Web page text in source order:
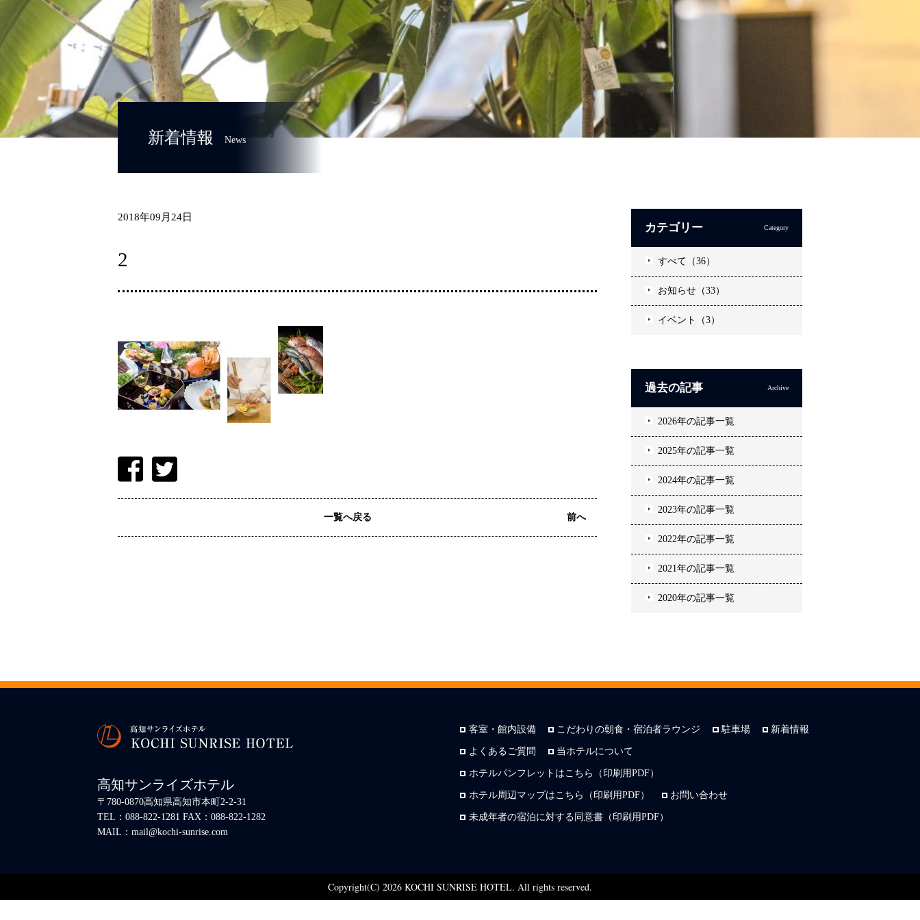
新着情報 News
2018年09月24日
2
一覧へ戻る 前へ
カテゴリー Category
すべて（36）
お知らせ（33）
イベント（3）
過去の記事 Archive
2026年の記事一覧
2025年の記事一覧
2024年の記事一覧
2023年の記事一覧
2022年の記事一覧
2021年の記事一覧
2020年の記事一覧
客室・館内設備 こだわりの朝食・宿泊者ラウンジ 駐車場 新着情報
よくあるご質問 当ホテルについて
ホテルパンフレットはこちら（印刷用PDF）
ホテル周辺マップはこちら（印刷用PDF） お問い合わせ
未成年者の宿泊に対する同意書（印刷用PDF）
高知サンライズホテル
〒780-0870高知県高知市本町2-2-31
TEL：088-822-1281 FAX：088-822-1282
MAIL：mail@kochi-sunrise.com
Copyright(C) 2026 KOCHI SUNRISE HOTEL. All rights reserved.